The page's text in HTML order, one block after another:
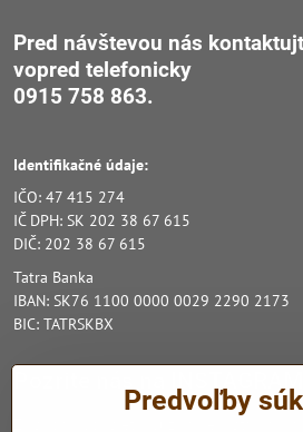
Pred návštevou nás
vopred telefonicky
0915 758 863.
Identifikačné údaje:
IČO: 47 415 274
IČ DPH: SK 202 38 67 615
DIČ: 202 38 67 615
Tatra Banka
IBAN: SK76 1100 0000 0029 2290 2173
BIC: TATRSKBX
Predvoľby